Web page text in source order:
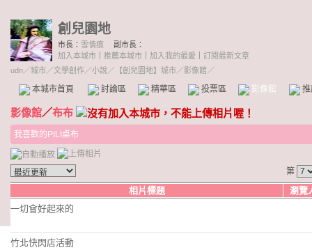
創兒園地
市長： 雪情痕
副市長：
加入本城市
推薦本城市 加入我的最愛
訂閱最新文章
udn／城市／文學創作／小說／ 【創兒園地】城市／影像館／
本城市首頁 討論區 精華區 投票區 影像館
影像館／布布
我喜歡的PILI桌布
第
相片標題
瀏覽
一切會好起來的
竹北快閃店活動